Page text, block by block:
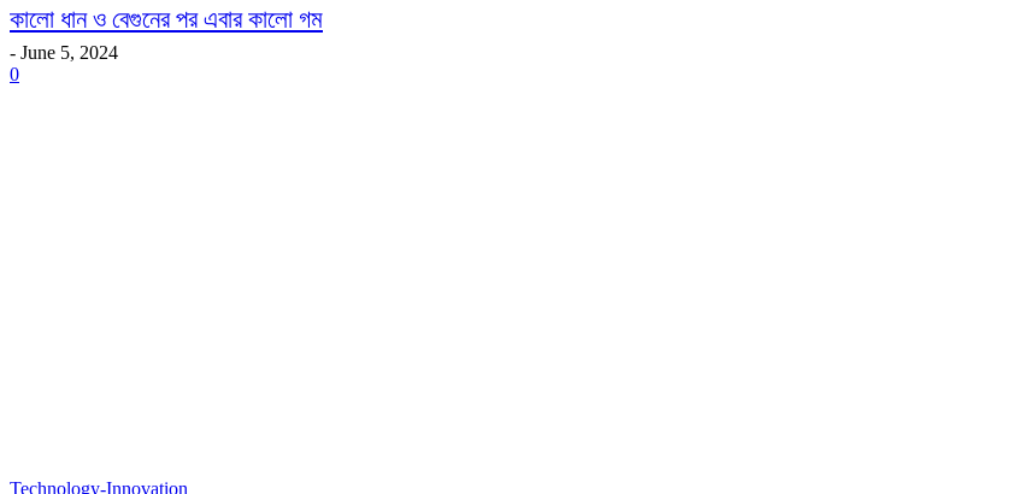
কালো ধান ও বেগুনের পর এবার কালো গম
- June 5, 2024
0
Technology-Innovation